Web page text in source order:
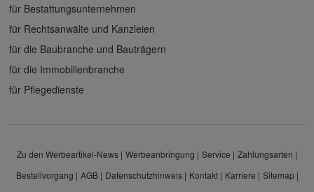
für Bestattungsunternehmen
für Rechtsanwälte und Kanzleien
für die Baubranche und Bauträgern
für die Immobilienbranche
für Pflegedienste
Zu den Werbeartikel-News Werbeanbringung Service
Zahlungsarten
Bestellvorgang
AGB Datenschutzhinweis Kontakt Karriere
Sitemap